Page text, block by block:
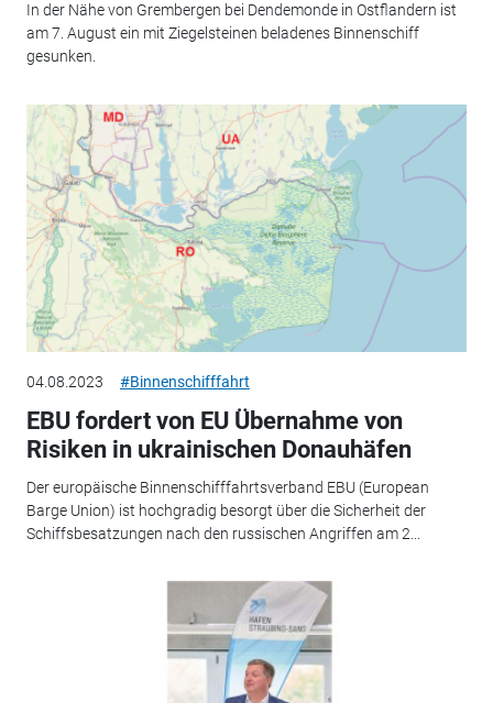
In der Nähe von Grembergen bei Dendemonde in Ostflandern ist
am 7. August ein mit Ziegelsteinen beladenes Binnenschiff
gesunken.
04.08.2023 #Binnenschifffahrt
EBU fordert von EU Übernahme von
Risiken in ukrainischen Donauhäfen
Der europäische Binnenschifffahrtsverband EBU (European
Barge Union) ist hochgradig besorgt über die Sicherheit der
Schiffsbesatzungen nach den russischen Angriffen am 2...